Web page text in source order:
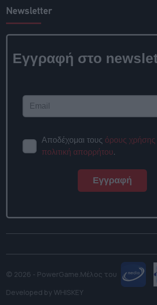
Newsletter
Εγγραφή στο
Αποδέχομαι τους
και την πολιτική απορρήτου
© 2026 - PowerGame.Μέλος του